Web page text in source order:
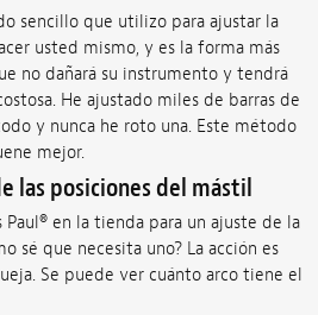
sencillo que utilizo para ajustar la
usted mismo, y es la forma más
no dañará su instrumento y tendrá
He ajustado miles de barras de
y nunca he roto una. Este método
mejor.
las posiciones del mástil
en la tienda para un ajuste de la
sé que necesita uno? La acción es
Se puede ver cuánto arco tiene el